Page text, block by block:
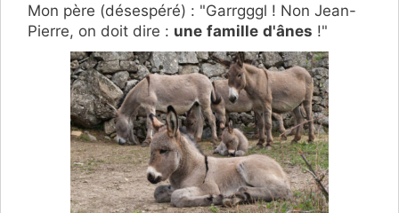
Mon père (désespéré) : "Garrgggl ! Non Jean-
Pierre, on doit dire : une famille d'ânes !"